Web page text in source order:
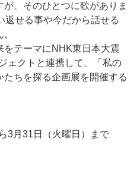
、そのひとつに歌がありま
返せる事や今だから話せる
をテーマにNHK東日本大震
ェクトと連携して、「私の
ちを探る企画展を開催する
3月31日（火曜日）まで